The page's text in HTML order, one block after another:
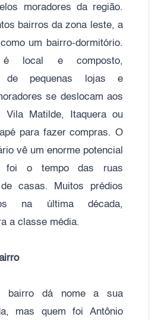
moradores da região.
bairros da zona leste, a
um bairro-dormitório.
local e composto,
de pequenas lojas e
se deslocam aos
Vila Matilde, Itaquera ou
para fazer compras. O
vê um enorme potencial
foi o tempo das ruas
de casas. Muitos prédios
na última década,
a classe média.
bairro dá nome a sua
mas quem foi Antônio